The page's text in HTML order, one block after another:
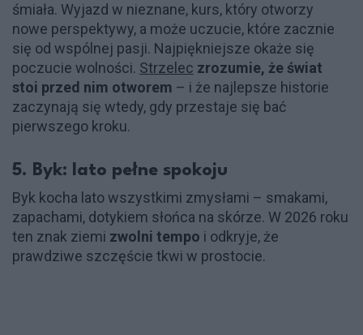
śmiała. Wyjazd w nieznane, kurs, który otworzy
nowe perspektywy, a może uczucie, które zacznie
się od wspólnej pasji. Najpiękniejsze okaże się
poczucie wolności. Strzelec zrozumie, że świat
stoi przed nim otworem – i że najlepsze historie
zaczynają się wtedy, gdy przestaje się bać
pierwszego kroku.
5. Byk: lato pełne spokoju
Byk kocha lato wszystkimi zmysłami – smakami,
zapachami, dotykiem słońca na skórze. W 2026 roku
ten znak ziemi zwolni tempo i odkryje, że
prawdziwe szczęście tkwi w prostocie.